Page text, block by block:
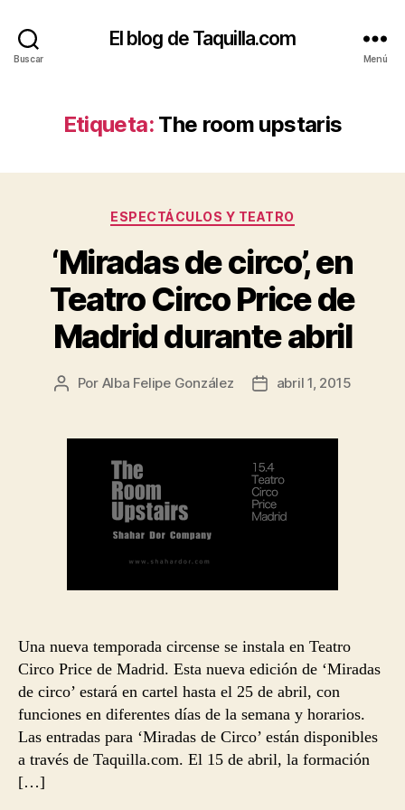
Buscar
El blog de Taquilla.com
Menú
Etiqueta: The room upstaris
Categorías
ESPECTÁCULOS Y TEATRO
‘Miradas de circo’, en
Teatro Circo Price de
Madrid durante abril
Autor
entrada
Por Alba Felipe González
Fecha
entrada
abril 1, 2015
Una nueva temporada circense se instala en Teatro
Circo Price de Madrid. Esta nueva edición de ‘Miradas
de circo’ estará en cartel hasta el 25 de abril, con
funciones en diferentes días de la semana y horarios.
Las entradas para ‘Miradas de Circo’ están disponibles
a través de Taquilla.com. El 15 de abril, la formación
[…]